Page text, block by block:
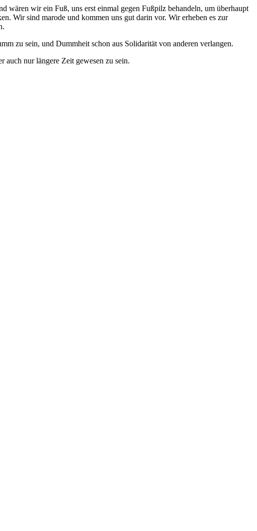
wären wir ein Fuß, uns erst einmal gegen Fußpilz behandeln, um überhaupt
Wir sind marode und kommen uns gut darin vor. Wir erheben es zur
zu sein, und Dummheit schon aus Solidarität von anderen verlangen.
auch nur längere Zeit gewesen zu sein.